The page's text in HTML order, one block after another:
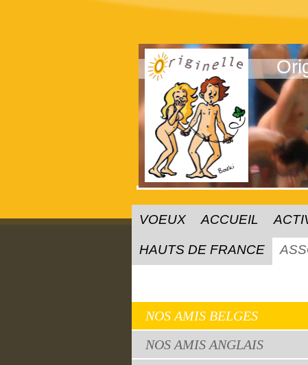
VOEUX ACCUEIL
HAUTS DE FRANCE
NOS AMIS BELGES
NOS AMIS ANGLAIS